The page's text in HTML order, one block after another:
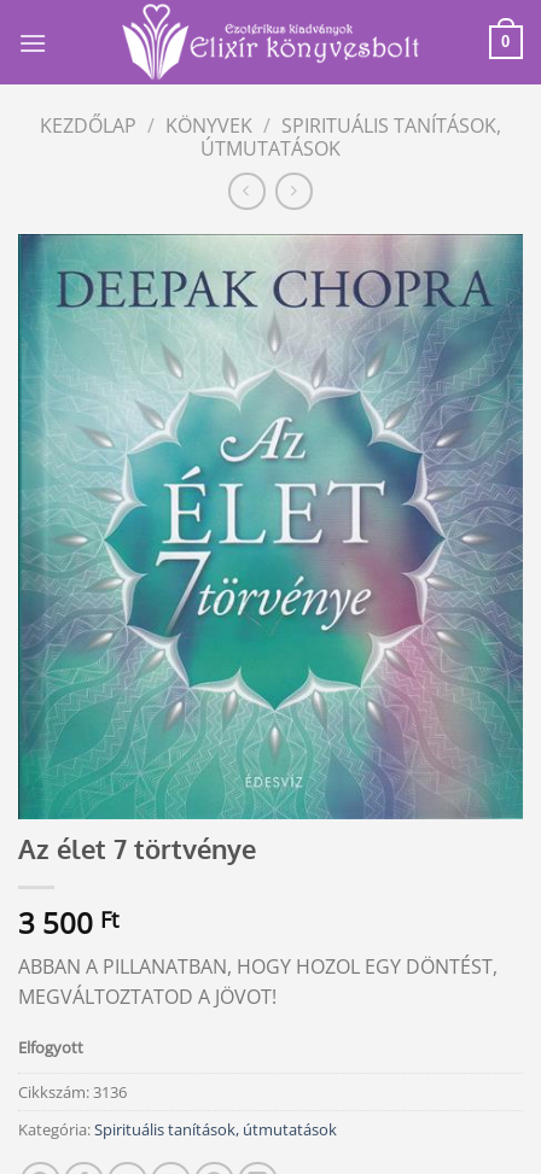
0
KEZDŐLAP / KÖNYVEK / SPIRITUÁLIS TANÍTÁSOK,
ÚTMUTATÁSOK
Az élet 7 törtvénye
3 500 Ft
ABBAN A PILLANATBAN, HOGY HOZOL EGY DÖNTÉST,
MEGVÁLTOZTATOD A JÖVOT!
Elfogyott
Cikkszám:3136
Kategória:Spirituális tanítások, útmutatások